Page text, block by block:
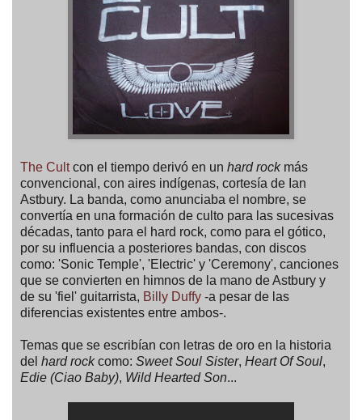
The Cultcon el tiempo derivó en un hard rockmás
convencional, con aires indígenas, cortesía de Ian
Astbury. La banda, como anunciaba el nombre, se
convertía en una formación de culto para las sucesivas
décadas, tanto para el hard rock, como para el gótico,
por su influencia a posteriores bandas, con discos
como: 'Sonic Temple', 'Electric' y 'Ceremony', canciones
que se convierten en himnos de la mano de Astbury y
de su 'fiel' guitarrista, Billy Duffy -a pesar de las
diferencias existentes entre ambos-.
Temas que se escribían con letras de oro en la historia
del hard rockcomo: Sweet Soul Sister, Heart Of Soul,
Edie (Ciao Baby), Wild Hearted Son...